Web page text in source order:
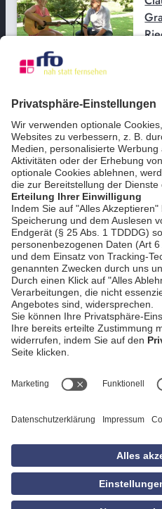
12.
AGB
Empfang
Privatsphäre